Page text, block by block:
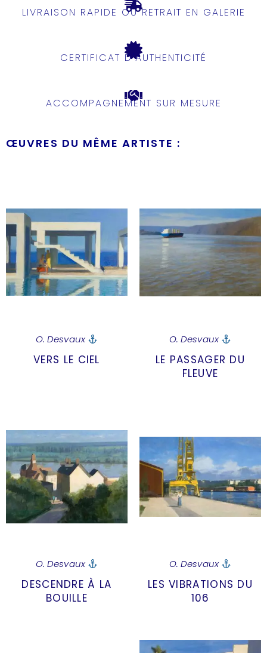
LIVRAISON RAPIDE OU RETRAIT EN GALERIE
CERTIFICAT D'AUTHENTICITÉ
ACCOMPAGNEMENT SUR MESURE
ŒUVRES DU MÊME ARTISTE :
O. Desvaux
VERS LE CIEL
O. Desvaux
LE PASSAGER DU
FLEUVE
O. Desvaux
DESCENDRE À LA
BOUILLE
O. Desvaux
LES VIBRATIONS DU
106